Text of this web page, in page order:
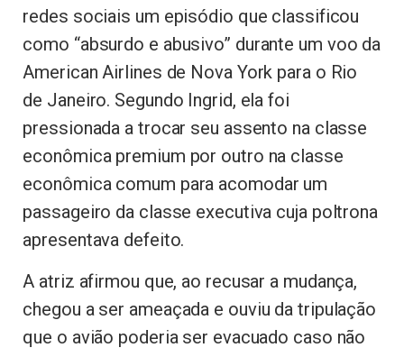
redes sociais um episódio que classificou
como “absurdo e abusivo” durante um voo da
American Airlines de Nova York para o Rio
de Janeiro. Segundo Ingrid, ela foi
pressionada a trocar seu assento na classe
econômica premium por outro na classe
econômica comum para acomodar um
passageiro da classe executiva cuja poltrona
apresentava defeito.
A atriz afirmou que, ao recusar a mudança,
chegou a ser ameaçada e ouviu da tripulação
que o avião poderia ser evacuado caso não